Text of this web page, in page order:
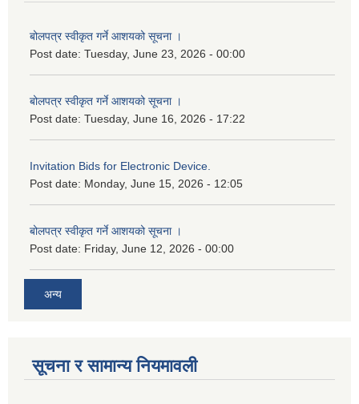
बोलपत्र स्वीकृत गर्ने आशयको सूचना ।
Post date: Tuesday, June 23, 2026 - 00:00
बोलपत्र स्वीकृत गर्ने आशयको सूचना ।
Post date: Tuesday, June 16, 2026 - 17:22
Invitation Bids for Electronic Device.
Post date: Monday, June 15, 2026 - 12:05
बोलपत्र स्वीकृत गर्ने आशयको सूचना ।
Post date: Friday, June 12, 2026 - 00:00
अन्य
सूचना र सामान्य नियमावली